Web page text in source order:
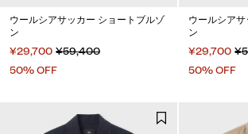
ウールシアサッカー ショートブルゾ
ン
¥29,700 ¥59,400
50% OFF
ウールシア
ン
¥29,700
50% OFF